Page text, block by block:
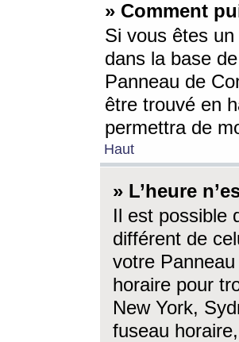
» Comment
Si vous êtes
dans la base
Panneau de
être trouvé en
permettra de
Haut
» L’heure
Il est possible
différent de
votre
horaire pour
New York,
fuseau